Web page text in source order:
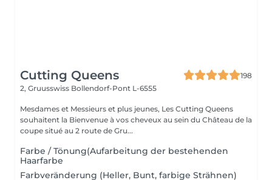
Cutting Queens
198
2, Gruusswiss Bollendorf-Pont L-6555
Mesdames et Messieurs et plus jeunes, Les Cutting Queens
souhaitent la Bienvenue à vos cheveux au sein du Château de la
coupe situé au 2 route de Gru...
Farbe / Tönung(Aufarbeitung der bestehenden
Haarfarbe
Farbveränderung (Heller, Bunt, farbige Strähnen)